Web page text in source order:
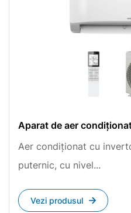
Aparat de aer
Aer condiționat cu
puternic, cu nivel...
Vezi produsul